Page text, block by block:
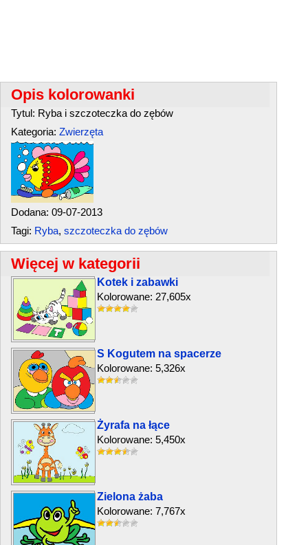
Opis kolorowanki
Tytul: Ryba i szczoteczka do zębów
Kategoria: Zwierzęta
Dodana: 09-07-2013
Tagi: Ryba, szczoteczka do zębów
Więcej w kategorii
Kotek i zabawki
Kolorowane: 27,605x
S Kogutem na spacerze
Kolorowane: 5,326x
Żyrafa na łące
Kolorowane: 5,450x
Zielona żaba
Kolorowane: 7,767x